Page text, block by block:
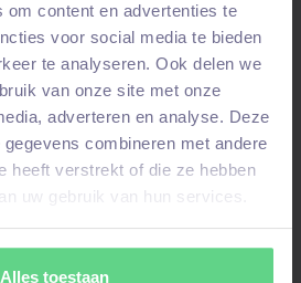
om content en advertenties te
voor social media te bieden
te analyseren. Ook delen we
van onze site met onze
adverteren en analyse. Deze
combineren met andere
heeft verstrekt of die ze hebben
uw gebruik van hun services.
Alles toestaan
als je je al
en niet alles opnieuw
hierbij jevoor-en
welkevacaturehet gaat.